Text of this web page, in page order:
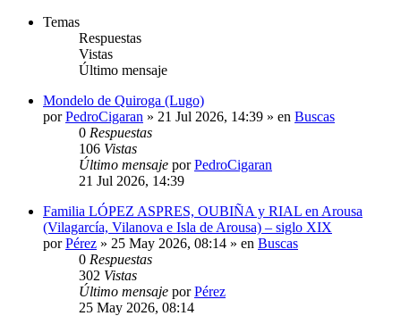
Temas
Respuestas
Vistas
Último mensaje
Mondelo de Quiroga (Lugo)
porPedroCigaran » 21 Jul 2026, 14:39 » en Buscas
0 Respuestas
106 Vistas
Último mensaje porPedroCigaran
21 Jul 2026, 14:39
Familia LÓPEZ ASPRES, OUBIÑA y RIAL en Arousa
(Vilagarcía, Vilanova e Isla de Arousa) – siglo XIX
porPérez » 25 May 2026, 08:14 » en Buscas
0 Respuestas
302 Vistas
Último mensaje porPérez
25 May 2026, 08:14